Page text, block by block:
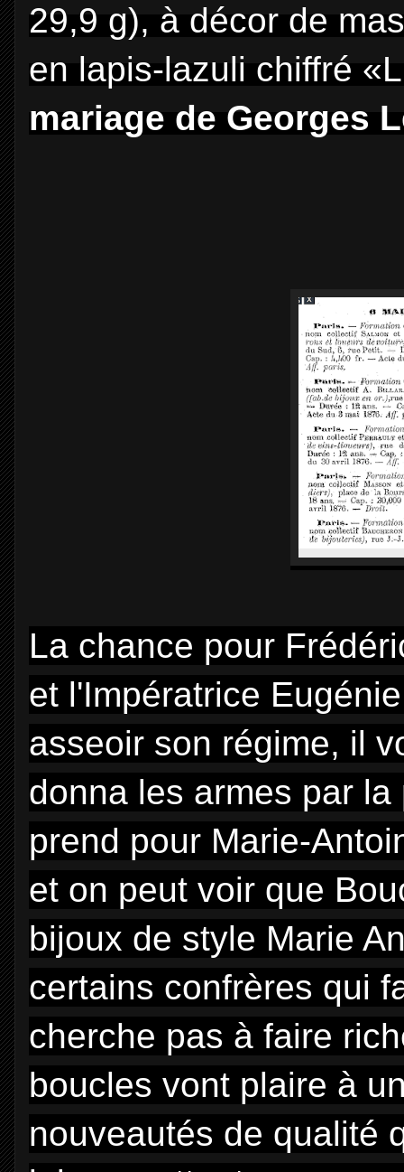
29,9 g), à décor de
en lapis-lazuli chiffré
mariage de Georges
La chance pour
et l'Impératrice
asseoir son régime, il
donna les armes par
prend pour Marie-
et on peut voir que
bijoux de style Marie
certains confrères qui
cherche pas à faire
boucles vont plaire à
nouveautés de qualité